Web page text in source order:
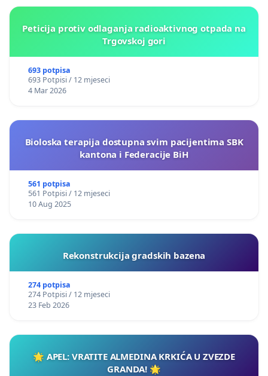
Peticija protiv odlaganja radioaktivnog otpada na
Trgovskoj gori
693 potpisa
693 Potpisi / 12 mjeseci
4 Mar 2026
Bioloska terapija dostupna svim pacijentima SBK
kantona i Federacije BiH
561 potpisa
561 Potpisi / 12 mjeseci
10 Aug 2025
Rekonstrukcija gradskih bazena
274 potpisa
274 Potpisi / 12 mjeseci
23 Feb 2026
🌟 APEL: VRATITE ALMEDINA KRKIĆA U ZVEZDE
GRANDA! 🌟